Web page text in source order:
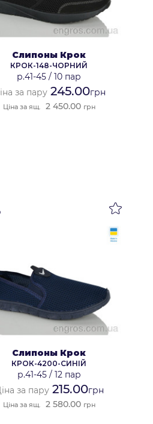
Слипоны Крок
КРОК-148-ЧОРНИЙ
р.41-45 /10 пар
за пару245.00грн
Ціна за ящ. 2 450.00 грн
Слипоны Крок
КРОК-4200-СИНІЙ
р.41-45/ 12 пар
за пару215.00грн
Ціна за ящ. 2 580.00 грн